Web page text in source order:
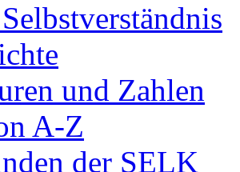
und Zahlen
A-Z
der SELK